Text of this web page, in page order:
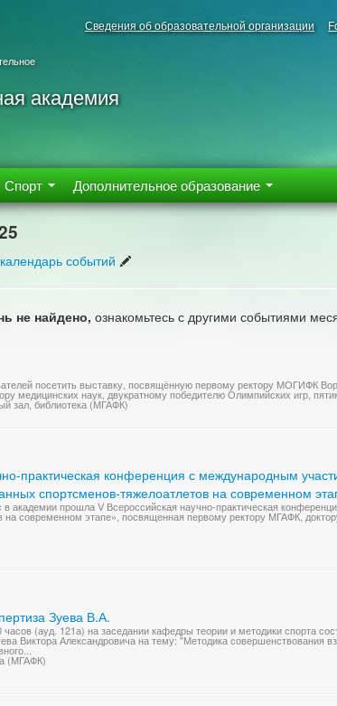
Сведения об образовательной организации
академия
Спорт Дополнительное образование
событий
не найдено, ознакомьтесь с другими событиями
посетить выставку, посвящённую первому ректору МОГИФК
медицинских наук, двукратному победителю Олимпийских игр,
зал, библиотека (МГАФК)
практическая конференция с международным
спортсменов-тяжелоатлетов на современном
в академии прошла V Всероссийская научно-практическая
на современном этапе», посвященная первому ректору МГАФК,
Зуева В.А.
часов (ауд. 121а) на заседании кафедры теории и методики спорта
Виктора Александровича на тему: "Методика совершенствования
(МГАФК)